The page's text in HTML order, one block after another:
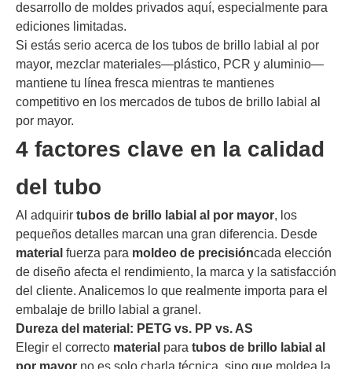
desarrollo de moldes privados aquí, especialmente para
ediciones limitadas.
Si estás serio acerca de los tubos de brillo labial al por
mayor, mezclar materiales—plástico, PCR y aluminio—
mantiene tu línea fresca mientras te mantienes
competitivo en los mercados de tubos de brillo labial al
por mayor.
4 factores clave en la calidad
del tubo
Al adquirir tubos de brillo labial al por mayor, los
pequeños detalles marcan una gran diferencia. Desde
material fuerza para moldeo de precisióncada elección
de diseño afecta el rendimiento, la marca y la satisfacción
del cliente. Analicemos lo que realmente importa para el
embalaje de brillo labial a granel.
Dureza del material: PETG vs. PP vs. AS
Elegir el correcto material para tubos de brillo labial al